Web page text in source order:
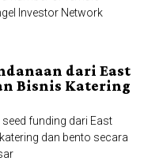
Investor Network
dari East
Bisnis Katering
funding dari East
dan bento secara